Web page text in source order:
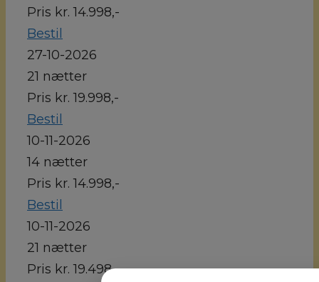
Pris kr. 14.998,-
Bestil
27-10-2026
21 nætter
Pris kr. 19.998,-
Bestil
10-11-2026
14 nætter
Pris kr. 14.998,-
Bestil
10-11-2026
21 nætter
Pris kr. 19.498,-